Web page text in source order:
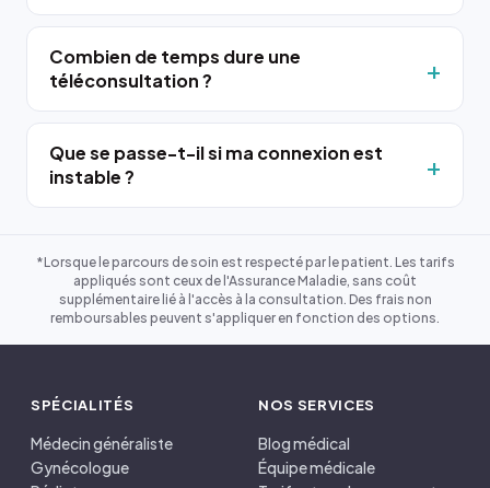
Combien de temps dure une
téléconsultation ?
Que se passe-t-il si ma connexion est
instable ?
*Lorsque le parcours de soin est respecté par le patient. Les tarifs
appliqués sont ceux de l'Assurance Maladie, sans coût
supplémentaire lié à l'accès à la consultation. Des frais non
remboursables peuvent s'appliquer en fonction des options.
SPÉCIALITÉS
Médecin généraliste
Gynécologue
NOS SERVICES
Blog médical
Équipe médicale